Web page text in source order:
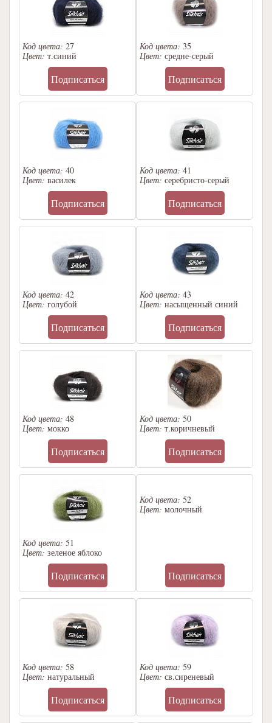
Код цвета: 27
Цвет: т.синий
Подписаться
Код цвета: 35
Цвет: средне-серый
Подписаться
Код цвета: 40
Цвет: василек
Подписаться
Код цвета: 41
Цвет: серебристо-серый
Подписаться
Код цвета: 42
Цвет: голубой
Подписаться
Код цвета: 43
Цвет: насыщенный синий
Подписаться
Код цвета: 48
Цвет: мокко
Подписаться
Код цвета: 50
Цвет: т.коричневый
Подписаться
Код цвета: 51
Цвет: зеленое яблоко
Подписаться
Код цвета: 52
Цвет: молочный
Подписаться
Код цвета: 58
Цвет: натуральный
Подписаться
Код цвета: 59
Цвет: св.сиреневый
Подписаться